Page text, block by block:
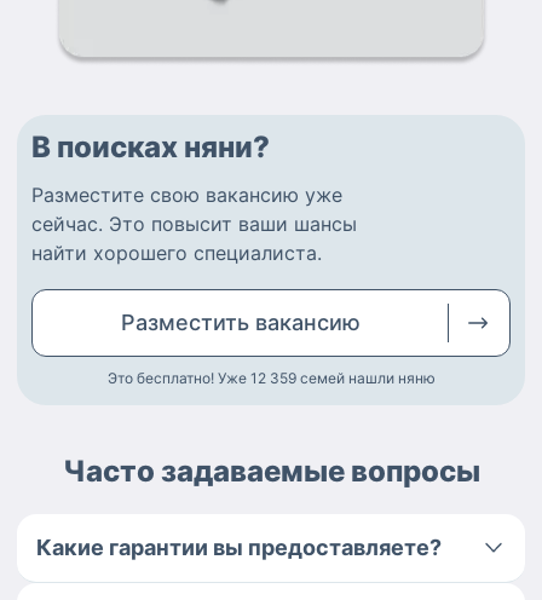
В поисках няни?
Разместите свою вакансию уже
сейчас. Это повысит ваши шансы
найти хорошего специалиста.
Разместить вакансию
Это бесплатно! Уже 12 359 семей нашли няню
Часто задаваемые вопросы
Какие гарантии вы предоставляете?